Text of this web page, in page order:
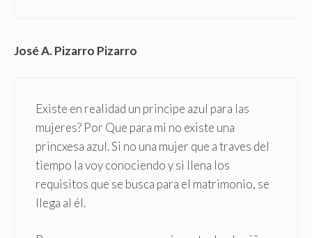
José A. Pizarro Pizarro
Existe en realidad un principe azul para las
mujeres? Por Que para mi no existe una
princxesa azul. Si no una mujer que a traves del
tiempo la voy conociendo y si llena los
requisitos que se busca para el matrimonio, se
llega al él.